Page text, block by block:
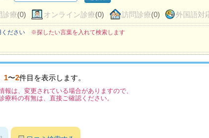
診療(0) オンライン診療(0) 訪問診療(0) 外国語対
ください ※探したい言葉を入れて検索します
1〜2件目を表示します。
は、変更されている場合がありますので、
療科の有無は、直接ご確認ください。